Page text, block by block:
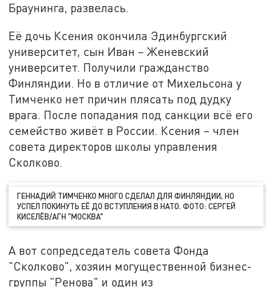
Браунинга, развелась.
Её дочь Ксения окончила Эдинбургский
университет, сын Иван – Женевский
университет. Получили гражданство
Финляндии. Но в отличие от Михельсона у
Тимченко нет причин плясать под дудку
врага. После попадания под санкции всё его
семейство живёт в России. Ксения – член
совета директоров школы управления
Сколково.
ГЕННАДИЙ ТИМЧЕНКО МНОГО СДЕЛАЛ ДЛЯ ФИНЛЯНДИИ, НО
УСПЕЛ ПОКИНУТЬ ЕЁ ДО ВСТУПЛЕНИЯ В НАТО. ФОТО: СЕРГЕЙ
КИСЕЛЁВ/АГН "МОСКВА"
А вот сопредседатель совета Фонда
"Сколково", хозяин могущественной бизнес-
группы "Ренова" и один из